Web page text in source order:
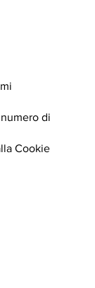
di
Cookie